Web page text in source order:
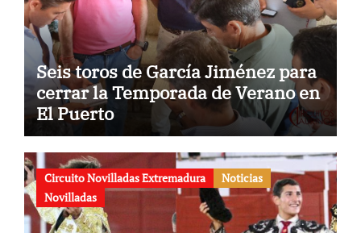
Seis toros de García Jiménez para
cerrar la Temporada de Verano en
El Puerto
Circuito Novilladas Extremadura
Noticias
Novilladas